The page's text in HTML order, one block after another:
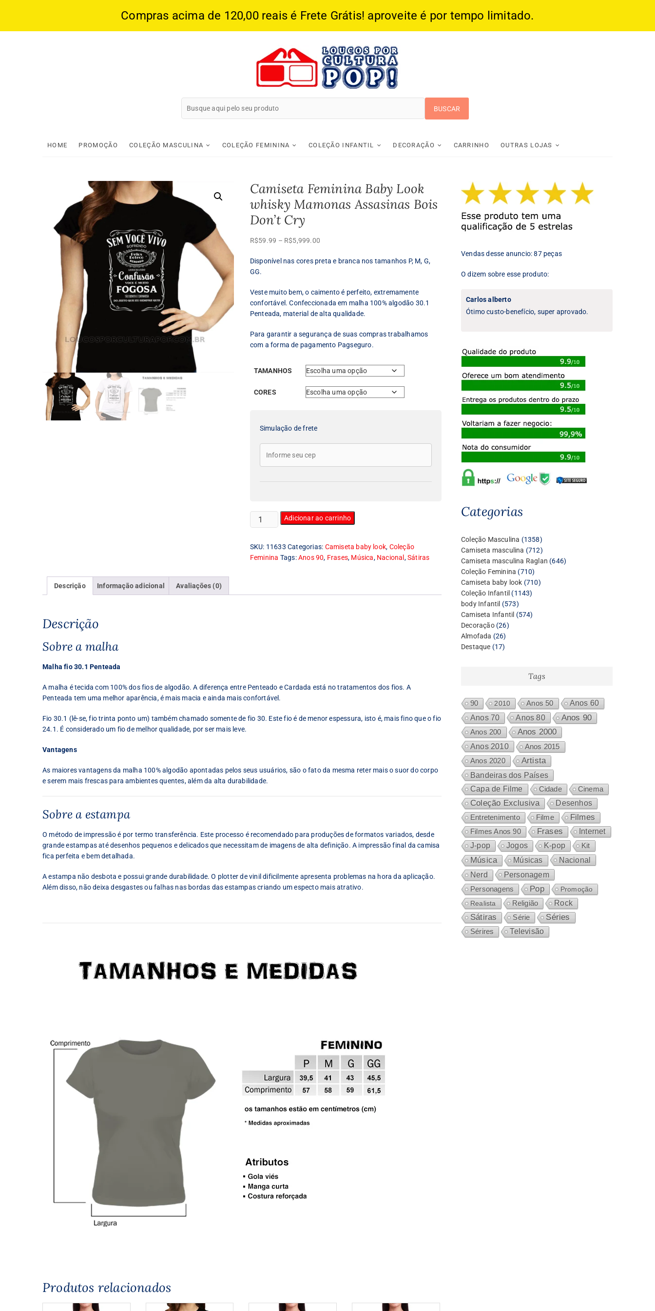
Compras acima de 120,00 reais é Frete Grátis! aproveite é por tempo limitado.
Loucos Por Cultura Pop
HOME PROMOÇÃO COLEÇÃO MASCULINA COLEÇÃO FEMININA COLEÇÃO INFANTIL DECORAÇÃO CARRINHO OUTRAS LOJAS
Camiseta Feminina Baby Look
whisky Mamonas Assasinas Bois
Don’t Cry
R$59.99 – R$5,999.00Faixa
preço:
R$5,999.00
Disponível nas cores preta e branca nos tamanhos P, M, G,
GG.
Veste muito bem, o caimento é perfeito, extremamente
confortável. Confeccionada em malha 100% algodão 30.1
Penteada, material de alta qualidade.
Para garantir a segurança de suas compras trabalhamos
com a forma de pagamento Pagseguro.
TAMANHOS
CORES
Simulação de frete
Camiseta
Feminina
Look
whisky
Adicionar ao carrinho
SKU: 11633 Categorias: Camiseta baby look, Coleção
Feminina Tags:Anos 90, Frases, Música, Nacional ,Sátiras
Descrição Informação adicional Avaliações (0)
Descrição
Sobre a malha
Malha fio 30.1 Penteada
A malha é tecida com 100% dos fios de algodão. A diferença entre Penteado e Cardada está no tratamentos dos fios. A
Penteada tem uma melhor aparência, é mais macia e ainda mais confortável.
Fio 30.1 (lê-se, fio trinta ponto um) também chamado somente de fio 30. Este fio é de menor espessura, isto é, mais fino que o fio
24.1. É considerado um fio de melhor qualidade, por ser mais leve.
Vantagens
As maiores vantagens da malha 100% algodão apontadas pelos seus usuários, são o fato da mesma reter mais o suor do corpo
e serem mais frescas para ambientes quentes, além da alta durabilidade.
Sobre a estampa
O método de impressão é por termo transferência. Este processo é recomendado para produções de formatos variados, desde
grande estampas até desenhos pequenos e delicados que necessitam de imagens de alta definição. A impressão final da camisa
fica perfeita e bem detalhada.
A estampa não desbota e possui grande durabilidade. O plotter de vinil dificilmente apresenta problemas na hora da aplicação.
Além disso, não deixa desgastes ou falhas nas bordas das estampas criando um especto mais atrativo.
Produtos relacionados
Vendas desse anuncio: 87 peças
O dizem sobre esse produto:
Carlos alberto
Ótimo custo-benefício, super aprovado.
Categorias
Coleção Masculina 13581358
produtos
Camiseta masculina 712712
produtos
Camiseta masculina Raglan 646646
Coleção Feminina 710710
produtos
Camiseta baby look 710710
Coleção Infantil 11431143
body Infantil 573573
produtos
Camiseta Infantil 574574
Decoração 2626
Almofada 2626
produtos
Destaque 1717
Tags
90 2010 Anos 50
Anos 60
Anos 70
Anos 80 Anos 90
Anos 200 Anos 2000
Anos 2010 Anos 2015
Anos 2020 Artista
Bandeiras dos Países
Capa de Filme Cidade Cinema
Coleção Exclusiva Desenhos
Entretenimento Filme Filmes
Filmes Anos 90 Frases
Internet
J-pop
Jogos K-pop Kit
Música Músicas Nacional
Nerd Personagem
Personagens Pop
Promoção
Realista
Religião Rock
Sátiras Série Séries
Sérires Televisão